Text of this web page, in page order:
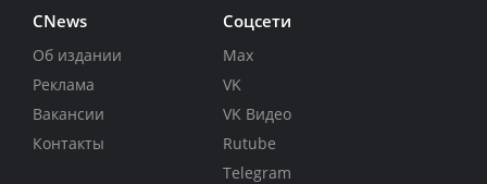
CNews
Об издании
Реклама
Вакансии
Контакты
Соцсети
Max
VK
VK Видео
Rutube
Telegram